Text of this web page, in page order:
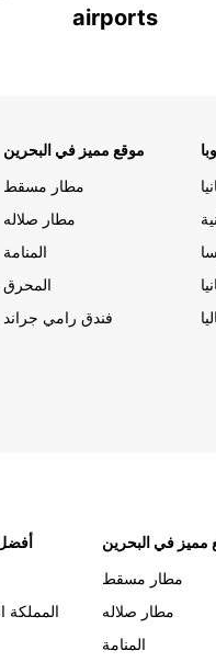
airports
موقع مميز في البحرين
مطار مسقط
مطار صلاله
المنامة
المحرق
فندق رامي جراند
المملكة
مميز في البحرين
مطار مسقط
مطار صلاله
المنامة